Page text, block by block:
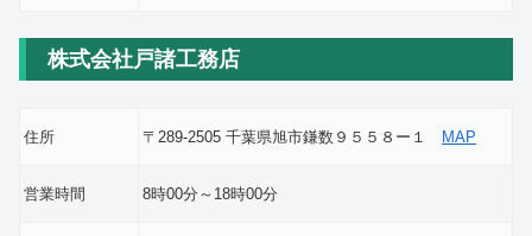
株式会社戸諸工務店
住所 〒289-2505 千葉県旭市鎌数９５５８ー１ MAP
営業時間 8時00分～18時00分